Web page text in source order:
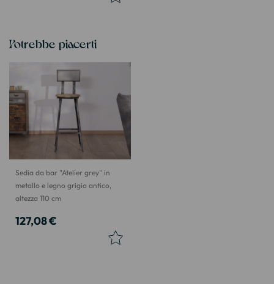
Potrebbe piacerti
Sedia da bar "Atelier grey" in
metallo e legno grigio antico,
altezza 110 cm
127,08 €